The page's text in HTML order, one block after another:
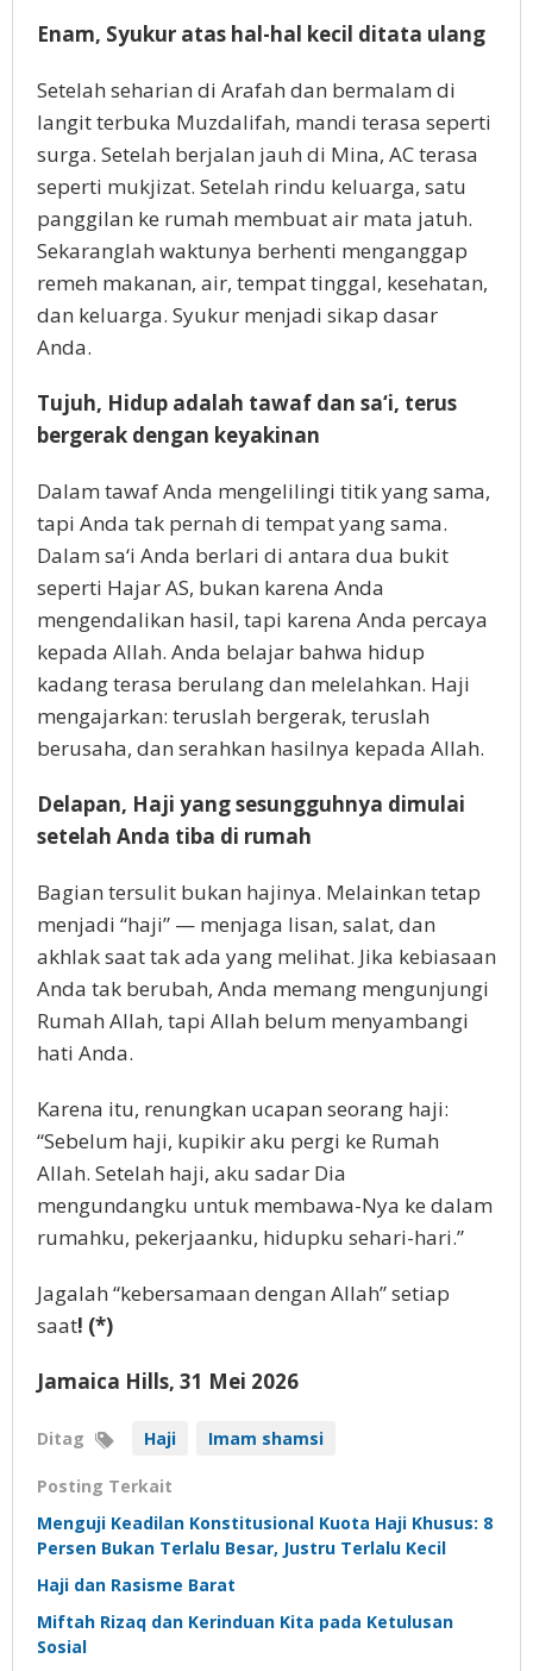
Enam, Syukur atas hal-hal kecil ditata ulang
Setelah seharian di Arafah dan bermalam di
langit terbuka Muzdalifah, mandi terasa seperti
surga. Setelah berjalan jauh di Mina, AC terasa
seperti mukjizat. Setelah rindu keluarga, satu
panggilan ke rumah membuat air mata jatuh.
Sekaranglah waktunya berhenti menganggap
remeh makanan, air, tempat tinggal, kesehatan,
dan keluarga. Syukur menjadi sikap dasar
Anda.
Tujuh, Hidup adalah tawaf dan sa‘i, terus
bergerak dengan keyakinan
Dalam tawaf Anda mengelilingi titik yang sama,
tapi Anda tak pernah di tempat yang sama.
Dalam sa‘i Anda berlari di antara dua bukit
seperti Hajar AS, bukan karena Anda
mengendalikan hasil, tapi karena Anda percaya
kepada Allah. Anda belajar bahwa hidup
kadang terasa berulang dan melelahkan. Haji
mengajarkan: teruslah bergerak, teruslah
berusaha, dan serahkan hasilnya kepada Allah.
Delapan, Haji yang sesungguhnya dimulai
setelah Anda tiba di rumah
Bagian tersulit bukan hajinya. Melainkan tetap
menjadi “haji” — menjaga lisan, salat, dan
akhlak saat tak ada yang melihat. Jika kebiasaan
Anda tak berubah, Anda memang mengunjungi
Rumah Allah, tapi Allah belum menyambangi
hati Anda.
Karena itu, renungkan ucapan seorang haji:
“Sebelum haji, kupikir aku pergi ke Rumah
Allah. Setelah haji, aku sadar Dia
mengundangku untuk membawa-Nya ke dalam
rumahku, pekerjaanku, hidupku sehari-hari.”
Jagalah “kebersamaan dengan Allah” setiap
saat! (*)
Jamaica Hills, 31 Mei 2026
Ditag Haji Imam shamsi
Posting Terkait
Menguji Keadilan Konstitusional Kuota Haji Khusus: 8
Persen Bukan Terlalu Besar, Justru Terlalu Kecil
Haji dan Rasisme Barat
Miftah Rizaq dan Kerinduan Kita pada Ketulusan
Sosial